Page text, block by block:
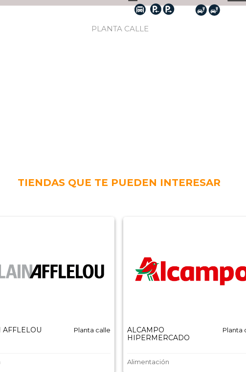
PLANTA CALLE
TIENDAS QUE TE PUEDEN INTERESAR
AFFLELOU Planta calle
ALCAMPO
HIPERMERCADO
Planta
Alimentación